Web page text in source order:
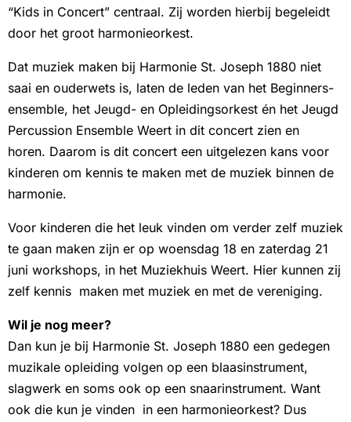
“Kids in Concert” centraal. Zij worden hierbij begeleidt
door het groot harmonieorkest.
Dat muziek maken bij Harmonie St. Joseph 1880 niet
saai en ouderwets is, laten de leden van het Beginners-
ensemble, het Jeugd- en Opleidingsorkest én het Jeugd
Percussion Ensemble Weert in dit concert zien en
horen. Daarom is dit concert een uitgelezen kans voor
kinderen om kennis te maken met de muziek binnen de
harmonie.
Voor kinderen die het leuk vinden om verder zelf muziek
te gaan maken zijn er op woensdag 18 en zaterdag 21
juni workshops, in het Muziekhuis Weert. Hier kunnen zij
zelf kennis maken met muziek en met de vereniging.
Wil je nog meer?
Dan kun je bij Harmonie St. Joseph 1880 een gedegen
muzikale opleiding volgen op een blaasinstrument,
slagwerk en soms ook op een snaarinstrument. Want
ook die kun je vinden in een harmonieorkest? Dus